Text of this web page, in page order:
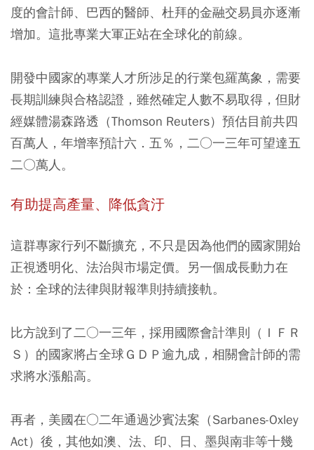
度的會計師、巴西的醫師、杜拜的金融交易員亦逐漸
增加。這批專業大軍正站在全球化的前線。
開發中國家的專業人才所涉足的行業包羅萬象，需要
長期訓練與合格認證，雖然確定人數不易取得，但財
經媒體湯森路透（Thomson Reuters）預估目前共四
百萬人，年增率預計六．五％，二○一三年可望達五
二○萬人。
有助提高產量、降低貪汙
這群專家行列不斷擴充，不只是因為他們的國家開始
正視透明化、法治與市場定價。另一個成長動力在
於：全球的法律與財報準則持續接軌。
比方說到了二○一三年，採用國際會計準則（ＩＦＲ
Ｓ）的國家將占全球ＧＤＰ逾九成，相關會計師的需
求將水漲船高。
再者，美國在○二年通過沙賓法案（Sarbanes-Oxley
Act）後，其他如澳、法、印、日、墨與南非等十幾